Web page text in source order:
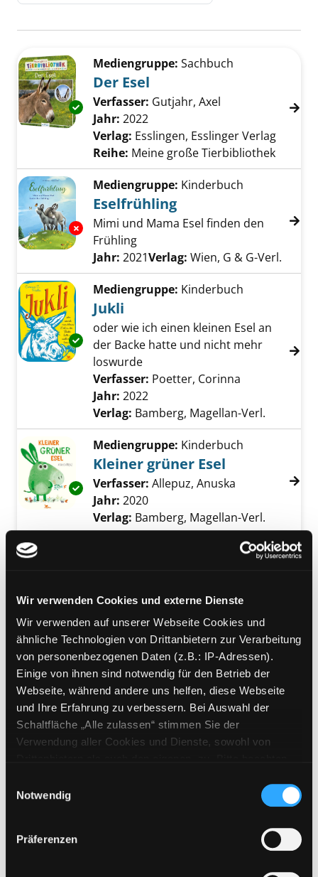
Wir verwenden Cookies und externe Dienste
Wir verwenden auf unserer Webseite Cookies und
ähnliche Technologien von Drittanbietern zur Verarbeitung
von personenbezogenen Daten (z.B.: IP-Adressen).
Einige von ihnen sind notwendig für den Betrieb der
Webseite, während andere uns helfen, diese Webseite
und Ihre Erfahrung zu verbessern. Bei Auswahl der
Schaltfläche „Alle zulassen“ stimmen Sie der
Verwendung aller Cookies und Dienste, sowohl von
Cookies von Drittanbietern, eine Verarbeitung in
unsicheren Drittländern (Länder außerhalb des EWR
ohne adäquates Datenschutzniveau) stattfinden kann. In
diesem Zusammenhang können aktuell Risiken für
Notwendig
Präferenzen
Zu den Suchfiltern springen
Exemplar-Details von Der Esel anzeigen
Mediengruppe: Sachbuch
Der Esel
Verfasser: Gutjahr, Axel Suche nach
Jahr: 2022
Verlag: Esslingen, Esslinger Verlag
Reihe: Meine große Tierbibliothek
Exemplar-Details von Eselfrühling anzeigen
Mediengruppe: Kinderbuch
Eselfrühling
Mimi und Mama Esel finden den
Frühling
Suche nach diesem Verfasser
Jahr: 2021Verlag: Wien, G & G-Verl.
Exemplar-Details von Jukli anzeigen
Mediengruppe: Kinderbuch
Jukli
oder wie ich einen kleinen Esel an
der Backe hatte und nicht mehr
loswurde
Verfasser: Poetter, Corinna
Jahr: 2022
Verlag: Bamberg, Magellan-Verl.
Exemplar-Details von Kleiner grüner Esel
Mediengruppe: Kinderbuch
Kleiner grüner Esel
Verfasser: Allepuz, Anuska Suche nach
Jahr: 2020
Verlag: Bamberg, Magellan-Verl.
Kinderbuch
Übergeordnetes Werk: Meine
große Tierbibliothek
Mediengruppe:Kinderbuch
Der Esel
Jahr:2004
Übergeordnetes Werk:Im Zoo ist
was los!
Exemplar-Details von Der kleine Esel und